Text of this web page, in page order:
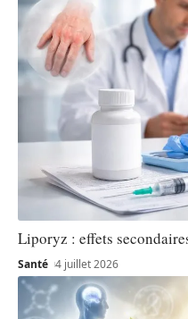
Liporyz : effets
Santé 4 juillet 2026